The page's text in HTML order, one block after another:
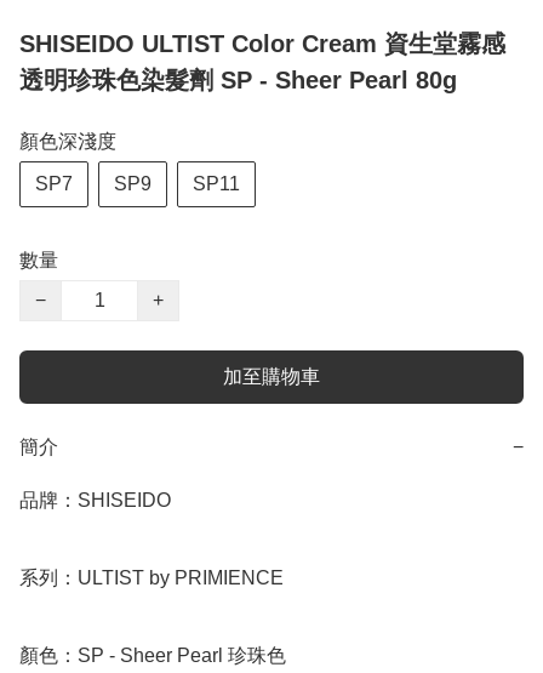
SHISEIDO ULTIST Color Cream 資生堂霧感
透明珍珠色染髮劑 SP - Sheer Pearl 80g
顏色深淺度
SP7 SP9 SP11
數量
−
+
加至購物車
簡介 −
品牌：SHISEIDO
系列：ULTIST by PRIMIENCE
顏色：SP - Sheer Pearl 珍珠色